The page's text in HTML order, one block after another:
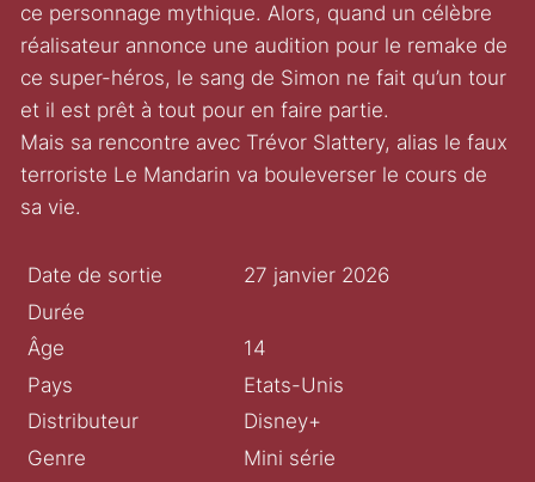
ce personnage mythique. Alors, quand un célèbre
réalisateur annonce une audition pour le remake de
ce super-héros, le sang de Simon ne fait qu’un tour
et il est prêt à tout pour en faire partie.
Mais sa rencontre avec Trévor Slattery, alias le faux
terroriste Le Mandarin va bouleverser le cours de
sa vie.
Date de sortie
27 janvier 2026
Durée
Âge
14
Pays
Etats-Unis
Distributeur
Disney+
Genre
Mini série